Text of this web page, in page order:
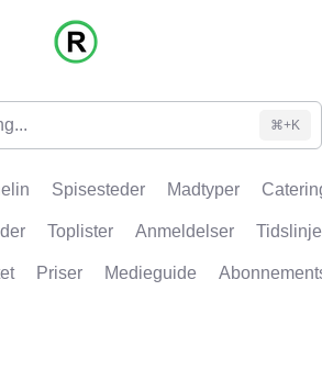
⌘+K
Spisesteder Madtyper
Toplister Anmeldelser Tidslinje
Priser Medieguide